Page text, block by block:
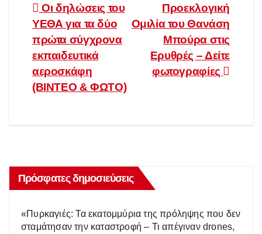
Πλοήγηση
άρθρων
Προεκλογική
Ομιλία του Θανάση
Μπούρα στις
Ερυθρές – Δείτε
φωτογραφίες
Οι δηλώσεις του
ΥΕΘΑ για τα δύο
πρώτα σύγχρονα
εκπαιδευτικά
αεροσκάφη
(ΒΙΝΤΕΟ & ΦΩΤΟ)
Πρόσφατες δημοσιεύσεις
«Πυρκαγιές: Τα εκατομμύρια της πρόληψης που δεν
σταμάτησαν την καταστροφή – Τι απέγιναν drones,